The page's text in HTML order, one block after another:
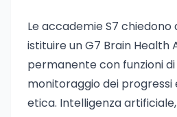
Le accademie S7 chiedono
istituire un G7 Brain Health
permanente con funzioni
monitoraggio dei progressi
etica. Intelligenza